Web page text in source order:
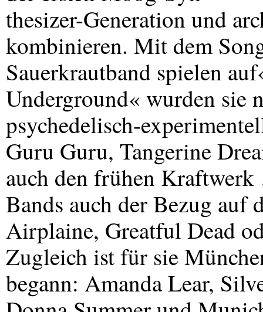
thesizer-Generation und
kombinieren. Mit dem
Sauerkrautband spielen
Underground« wurden sie
psychedelisch-
Guru Guru, Tangerine
auch den frühen
Bands auch der Bezug auf
Airplaine, Greatful Dead
Zugleich ist für sie
begann: Amanda Lear,